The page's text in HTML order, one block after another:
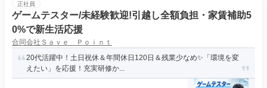
正社員
ゲームテスター/未経験歓迎!引越し全額負担・家賃補助5
0%で新生活応援
合同会社Ｓａｖｅ Ｐｏｉｎｔ
20代活躍中！土日祝休＆年間休日120日＆残業少なめ✨「環境を変
えたい」を応援！充実研修か...